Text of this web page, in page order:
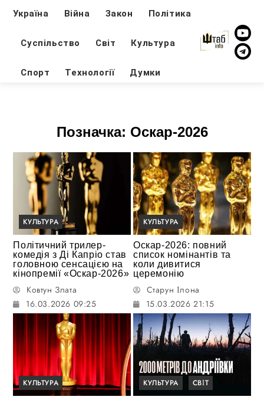
Україна Війна Закон Політика
Суспільство Світ Культура
Спорт Технології Думки
Позначка: Оскар-2026
КУЛЬТУРА
Політичний трилер-
комедія з Ді Капріо став
головною сенсацією на
кінопремії «Оскар-2026»
Ковтун Злата
16.03.2026 09:25
КУЛЬТУРА
Оскар-2026: повний
список номінантів та
коли дивитися
церемонію
Старун Ілона
15.03.2026 21:15
КУЛЬТУРА КУЛЬТУРА СВІТ